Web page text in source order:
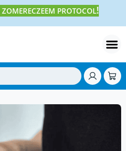
ZOMERECZEEM PROTOCOL!